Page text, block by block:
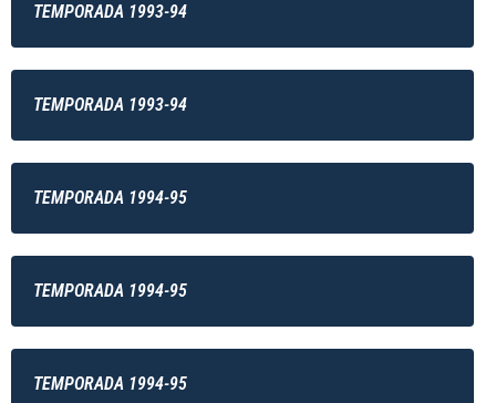
TEMPORADA 1993-94
TEMPORADA 1993-94
TEMPORADA 1994-95
TEMPORADA 1994-95
TEMPORADA 1994-95